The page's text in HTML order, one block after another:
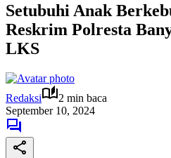
Setubuhi Anak
Reskrim Polresta
LKS
Redaksi
2 min baca
September 10, 2024